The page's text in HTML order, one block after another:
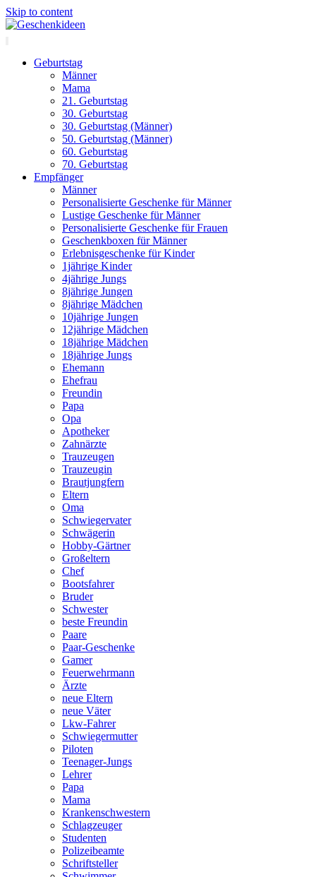
Skip to content
Geburtstag
Männer
Mama
21. Geburtstag
30. Geburtstag
30. Geburtstag (Männer)
50. Geburtstag (Männer)
60. Geburtstag
70. Geburtstag
Empfänger
Männer
Personalisierte Geschenke für Männer
Lustige Geschenke für Männer
Personalisierte Geschenke für Frauen
Geschenkboxen für Männer
Erlebnisgeschenke für Kinder
1jährige Kinder
4jährige Jungs
8jährige Jungen
8jährige Mädchen
10jährige Jungen
12jährige Mädchen
18jährige Mädchen
18jährige Jungs
Ehemann
Ehefrau
Freundin
Papa
Opa
Apotheker
Zahnärzte
Trauzeugen
Trauzeugin
Brautjungfern
Eltern
Oma
Schwiegervater
Schwägerin
Hobby-Gärtner
Großeltern
Chef
Bootsfahrer
Bruder
Schwester
beste Freundin
Paare
Paar-Geschenke
Gamer
Feuerwehrmann
Ärzte
neue Eltern
neue Väter
Lkw-Fahrer
Schwiegermutter
Piloten
Teenager-Jungs
Lehrer
Papa
Mama
Krankenschwestern
Schlagzeuger
Studenten
Polizeibeamte
Schriftsteller